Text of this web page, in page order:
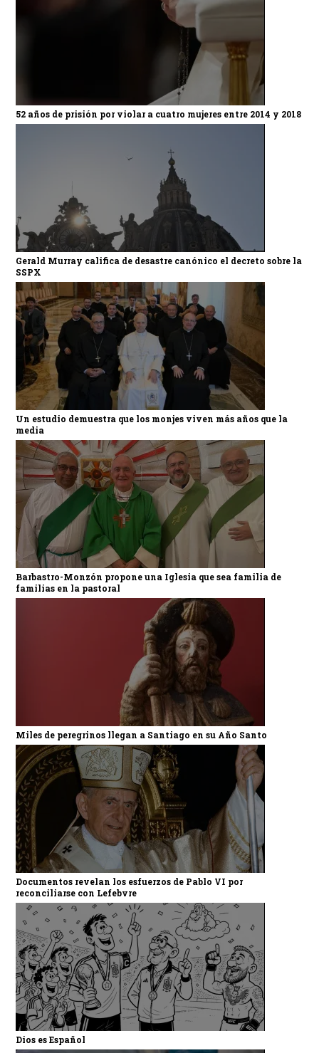
52 años de prisión por violar a cuatro mujeres entre 2014 y 2018
Gerald Murray califica de desastre canónico el decreto sobre la
SSPX
Un estudio demuestra que los monjes viven más años que la
media
Barbastro-Monzón propone una Iglesia que sea familia de
familias en la pastoral
Miles de peregrinos llegan a Santiago en su Año Santo
Documentos revelan los esfuerzos de Pablo VI por
reconciliarse con Lefebvre
Dios es Español